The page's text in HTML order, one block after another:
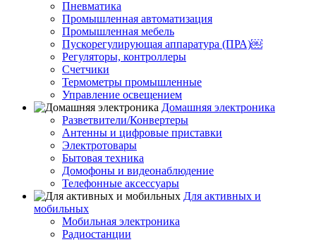
Пневматика
Промышленная автоматизация
Промышленная мебель
Пускорегулирующая аппаратура (ПРА)￼
Регуляторы, контроллеры
Счетчики
Термометры промышленные
Управление освещением
Домашняя электроника
Разветвители/Конвертеры
Антенны и цифровые приставки
Электротовары
Бытовая техника
Домофоны и видеонаблюдение
Телефонные аксессуары
Для активных и
мобильных
Мобильная электроника
Радиостанции